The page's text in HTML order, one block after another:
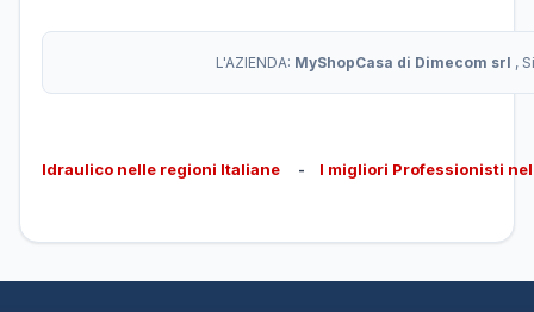
L'AZIENDA: MyShopCasa di Dimecom srl ,
Idraulico nelle regioni Italiane - I migliori Professionisti